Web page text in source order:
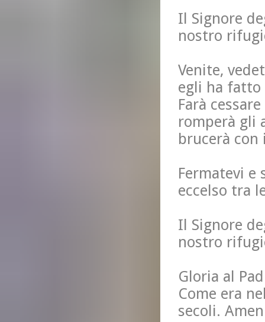
Il Signore
nostro
Venite,
egli ha
Farà
romperà gli
brucerà
Fermatevi e
eccelso tra
Il Signore
nostro
Gloria al
Come era
secoli.